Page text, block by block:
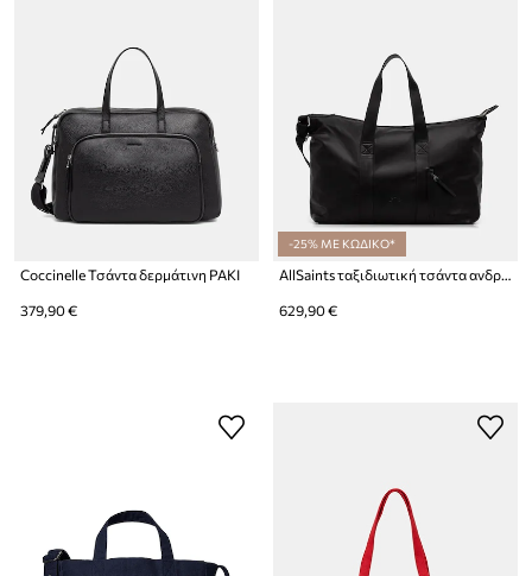
Coccinelle Τσάντα δερμάτινη PAKI
379,90 €
-25% ΜΕ ΚΩΔΙΚΟ*
AllSaints ταξιδιωτική τσάντα ανδρική δερμάτινη KEI
629,90 €